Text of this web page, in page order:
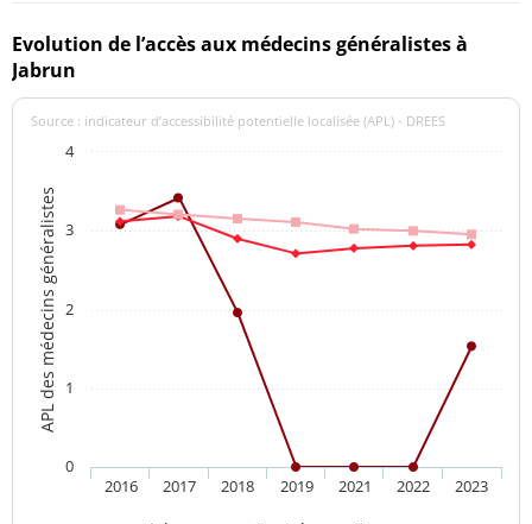
Evolution de l’accès aux médecins généralistes à
Jabrun
APL des médecins généralistes
Source : indicateur d’accessibilité potentielle localisée (APL) - DREES
2016 2017 2018 2019 2021 2022 2023
0
1
2
3
4